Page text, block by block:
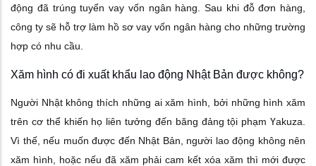
động đã trúng tuyển vay vốn ngân hàng. Sau khi đỗ đơn hàng,
công ty sẽ hỗ trợ làm hồ sơ vay vốn ngân hàng cho những trường
hợp có nhu cầu.
Xăm hình có đi xuất khẩu lao động Nhật Bản được không?
Người Nhật không thích những ai xăm hình, bởi những hình xăm
trên cơ thể khiến họ liên tưởng đến băng đảng tội phạm Үаkuzа.
Vì thế, nếu muốn được đến Nhật Bản, người lao động không nên
xăm hình, hoặc nếu đã xăm phải cam kết xóa xăm thì mới được